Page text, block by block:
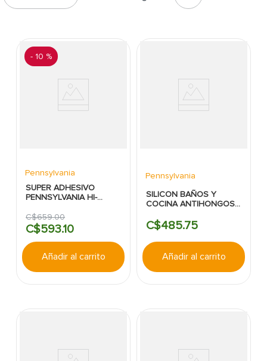
- 10 %
Pennsylvania
SUPER ADHESIVO
PENNSYLVANIA HI-
C$659.00
C$593.10
Añadir al carrito
Pennsylvania
SILICON BAÑOS Y
COCINA ANTIHONGOS
PENSYLVANIA
C$485.75
Añadir al carrito
pantry